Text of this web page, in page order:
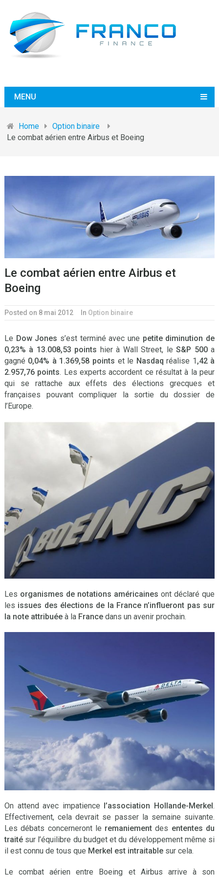
MENU
Home
Option binaire
Le combat aérien entre Airbus et Boeing
Le combat aérien entre Airbus et
Boeing
Posted on 8 mai 2012 In Option binaire
Le Dow Jones s’est terminé avec une petite diminution de
0,23% à 13.008,53 points hier à Wall Street, leS&P 500a
gagné 0,04% à 1.369,58 points et le Nasdaq réalise 1,42 à
2.957,76 points. Les experts accordent ce résultat à la peur
qui se rattache aux effets des élections grecques et
françaises pouvant compliquer la sortie du dossier de
l’Europe.
Les organismes de notations américaines ont déclaré que
les issues des élections de la France n’influeront pas sur
la note attribuéeà la Francedans un avenir prochain.
On attend avec impatience l’association Hollande-Merkel.
Effectivement, cela devrait se passer la semaine suivante.
Les débats concerneront le remaniement des ententes du
traitésur l’équilibre du budget et du développement même si
il est connu de tous que Merkel est intraitablesur cela.
Le combat aérien entre Boeing et Airbus arrive à son